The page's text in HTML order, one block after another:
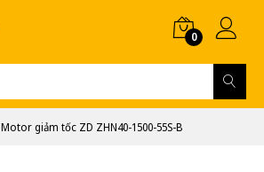
0
Motor giảm tốc ZD ZHN40-1500-55S-B